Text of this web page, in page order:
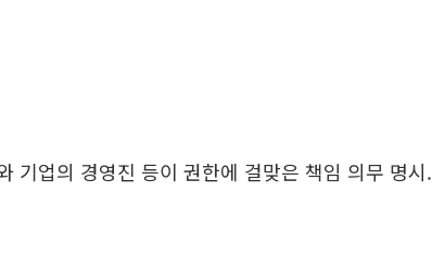
기업의 경영진 등이 권한에 걸맞은 책임 의무 명시.